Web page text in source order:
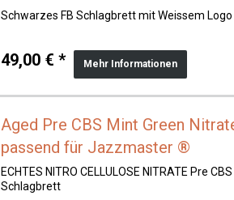
Schwarzes FB Schlagbrett mit Weissem Logo
49,00 € * Mehr Informationen
Aged Pre CBS Mint Green
passend für Jazzmaster ®
ECHTES NITRO CELLULOSE NITRATE Pre
Schlagbrett